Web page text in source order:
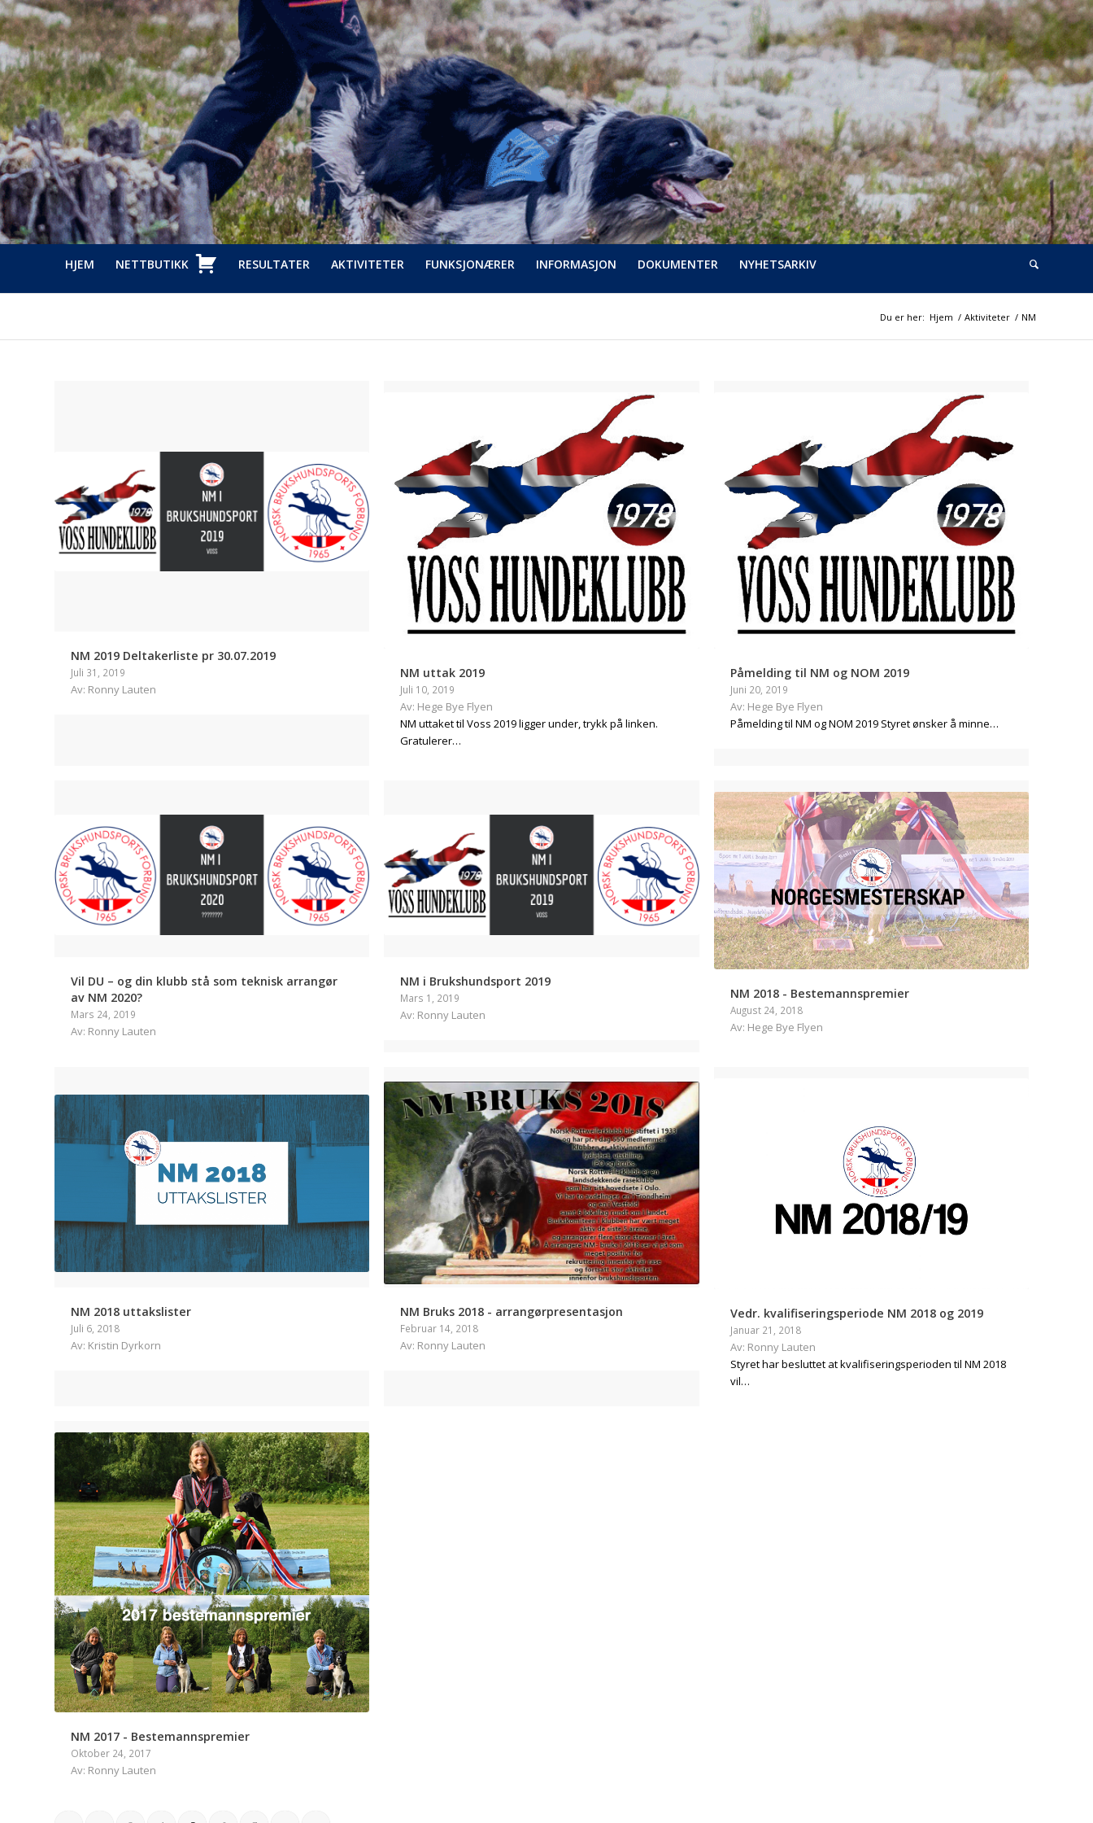
HJEM NETTBUTIKK RESULTATER AKTIVITETER FUNKSJONÆRER INFORMASJON DOKUMENTER NYHETSARKIV
Du er her: Hjem / Aktiviteter / NM
NM 2019 Deltakerliste pr 30.07.2019
Juli 31, 2019
Av: Ronny Lauten
NM uttak 2019
Juli 10, 2019
Av: Hege Bye Flyen
NM uttaket til Voss 2019 ligger under, trykk på linken.
Gratulerer…
Påmelding til NM og NOM 2019
Juni 20, 2019
Av: Hege Bye Flyen
Påmelding til NM og NOM 2019 Styret ønsker å minne…
Vil DU – og din klubb stå som teknisk arrangør
av NM 2020?
Mars 24, 2019
Av: Ronny Lauten
NM i Brukshundsport 2019
Mars 1, 2019
Av: Ronny Lauten
NM 2018 - Bestemannspremier
August 24, 2018
Av: Hege Bye Flyen
NM 2018 uttakslister
Juli 6, 2018
Av: Kristin Dyrkorn
NM Bruks 2018 - arrangørpresentasjon
Februar 14, 2018
Av: Ronny Lauten
Vedr. kvalifiseringsperiode NM 2018 og 2019
Januar 21, 2018
Av: Ronny Lauten
Styret har besluttet at kvalifiseringsperioden til NM 2018
vil…
NM 2017 - Bestemannspremier
Oktober 24, 2017
Av: Ronny Lauten